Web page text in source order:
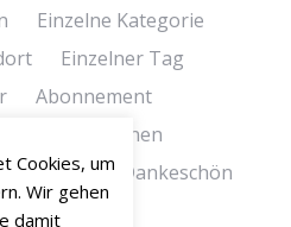
Einzelne Kategorie
Einzelner Tag
Abonnement
und Konditionen
Dankeschön
Seite
Cookies, um
Wir gehen
damit